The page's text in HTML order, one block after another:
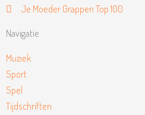
Je Moeder Grappen Top 100
Navigatie
Muziek
Sport
Spel
Tijdschriften